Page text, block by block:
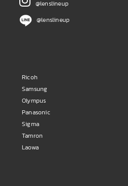
@lenslineup
@lenslineup
Ricoh
Samsung
Olympus
Panasonic
Sigma
Tamron
Laowa